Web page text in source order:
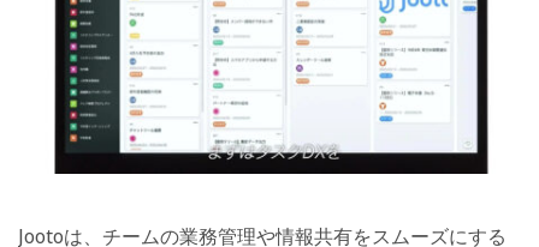
Jootoは、チームの業務管理や情報共有をスムーズにする